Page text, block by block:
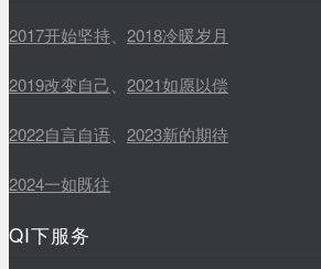
2017开始坚持 2018冷暖岁月
2019改变自己 2021如愿以偿
2022自言自语 2023新的期待
2024一如既往
QI下服务